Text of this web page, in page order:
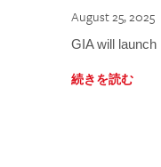
August 25, 2025
GIA will
続きを読む